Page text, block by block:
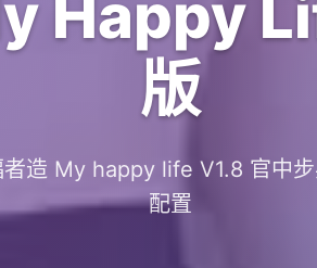
Happy
版
造 My happy life V1.8 官中
配置